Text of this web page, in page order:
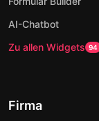
AI-Chatbot
Zu allen Widgets 94
Firma